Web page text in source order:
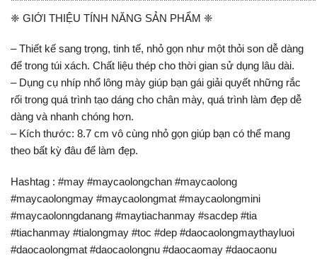
❈ GIỚI THIỆU TÍNH NĂNG SẢN PHẨM ❈
– Thiết kế sang trọng, tinh tế, nhỏ gọn như một thỏi son dễ dàng
để trong túi xách. Chất liệu thép cho thời gian sử dụng lâu dài.
– Dụng cụ nhíp nhổ lông mày giúp bạn gái giải quyết những rắc
rối trong quá trình tạo dáng cho chân mày, quá trình làm đẹp dễ
dàng và nhanh chóng hơn.
– Kích thước: 8.7 cm vô cùng nhỏ gọn giúp bạn có thể mang
theo bất kỳ đâu để làm đẹp.
Hashtag : #may #maycaolongchan #maycaolong
#maycaolongmay #maycaolongmat #maycaolongmini
#maycaolonngdanang #maytiachanmay #sacdep #tia
#tiachanmay #tialongmay #toc #dep #daocaolongmaythayluoi
#daocaolongmat #daocaolongnu #daocaomay #daocaonu